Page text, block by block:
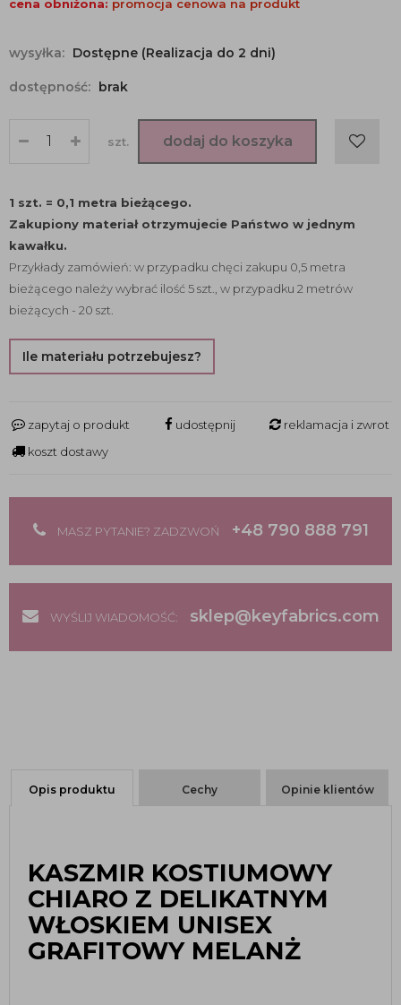
cena obniżona: promocja cenowa na produkt
wysyłka: Dostępne (Realizacja do 2 dni)
dostępność: brak
szt. dodaj do koszyka
1 szt. = 0,1 metra bieżącego.
Zakupiony materiał otrzymujecie Państwo w jednym
kawałku.
Przykłady zamówień: w przypadku chęci zakupu 0,5 metra
bieżącego należy wybrać ilość 5 szt., w przypadku 2 metrów
bieżących - 20 szt.
Ile materiału potrzebujesz?
zapytaj o produkt udostępnij
reklamacja i zwrot
koszt dostawy
MASZ PYTANIE? ZADZWOŃ +48 790 888 791
WYŚLIJ WIADOMOŚĆ: sklep@keyfabrics.com
Opis produktu Cechy Opinie klientów
KASZMIR KOSTIUMOWY
CHIARO Z DELIKATNYM
WŁOSKIEM UNISEX
GRAFITOWY MELANŻ